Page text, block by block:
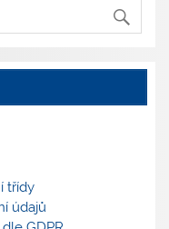
třídy
údajů